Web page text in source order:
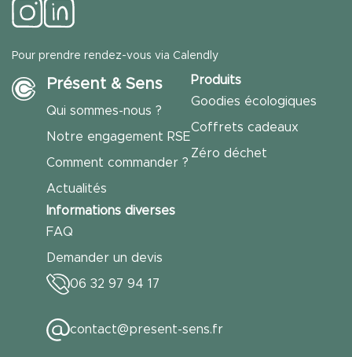
Pour prendre rendez-vous via Calendly
Présent & Sens
Qui sommes-nous ?
Notre engagement RSE
Comment commander ?
Actualités
Produits
Goodies écologiques
Coffrets cadeaux
Zéro déchet
Informations diverses
FAQ
Demander un devis
06 32 97 94 17
contact@present-sens.fr